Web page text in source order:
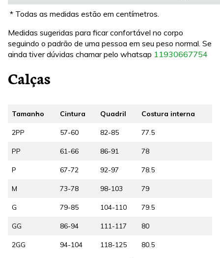
* Todas as medidas estão em centímetros.
Medidas sugeridas para ficar confortável no corpo
seguindo o padrão de uma pessoa em seu peso normal. Se
ainda tiver dúvidas chamar pelo whatsap 11930667754
Calças
Tamanho Cintura Quadril Costura interna
2PP 57-60 82-85 77.5
PP 61-66 86-91 78
P 67-72 92-97 78.5
M 73-78 98-103 79
G 79-85 104-110 79.5
GG 86-94 111-117 80
2GG 94-104 118-125 80.5